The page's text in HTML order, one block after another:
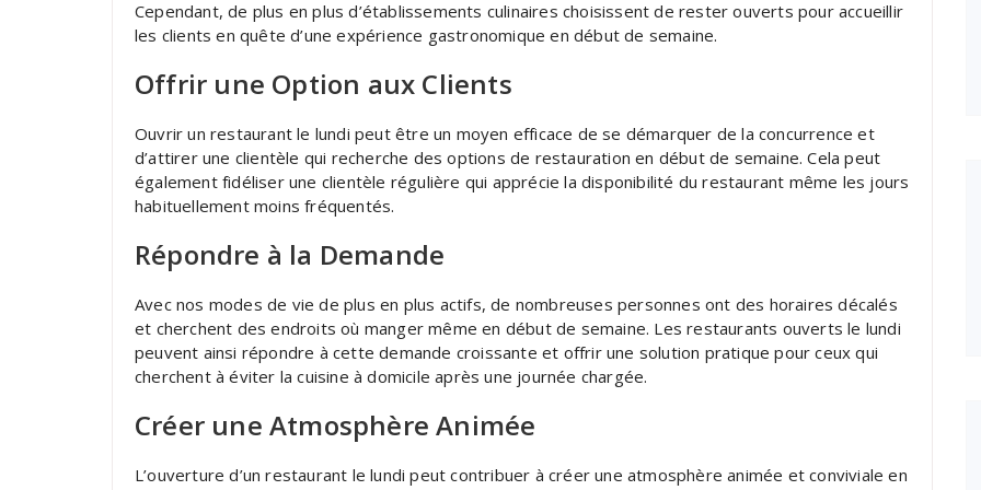
Cependant, de plus en plus d’établissements culinaires choisissent de rester ouverts pour accueillir
les clients en quête d’une expérience gastronomique en début de semaine.
Offrir une Option aux Clients
Ouvrir un restaurant le lundi peut être un moyen efficace de se démarquer de la concurrence et
d’attirer une clientèle qui recherche des options de restauration en début de semaine. Cela peut
également fidéliser une clientèle régulière qui apprécie la disponibilité du restaurant même les jours
habituellement moins fréquentés.
Répondre à la Demande
Avec nos modes de vie de plus en plus actifs, de nombreuses personnes ont des horaires décalés
et cherchent des endroits où manger même en début de semaine. Les restaurants ouverts le lundi
peuvent ainsi répondre à cette demande croissante et offrir une solution pratique pour ceux qui
cherchent à éviter la cuisine à domicile après une journée chargée.
Créer une Atmosphère Animée
L’ouverture d’un restaurant le lundi peut contribuer à créer une atmosphère animée et conviviale en